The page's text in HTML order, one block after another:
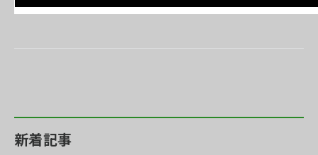
新着記事